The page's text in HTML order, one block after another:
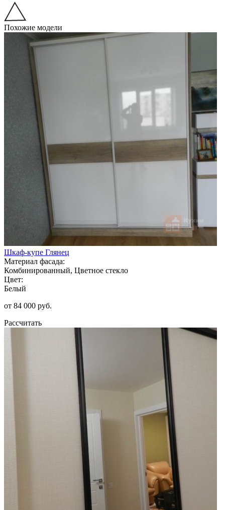
Похожие модели
Шкаф-купе Глянец
Материал фасада:
Комбинированный, Цветное стекло
Цвет:
Белый
от 84 000 руб.
Рассчитать